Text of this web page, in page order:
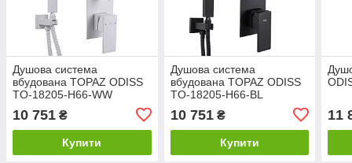
Душова система
вбудована TOPAZ ODISS
TO-18205-H66-WW
10 751 ₴
Купити
Душова система
вбудована TOPAZ ODISS
TO-18205-H66-BL
10 751₴
Купити
11